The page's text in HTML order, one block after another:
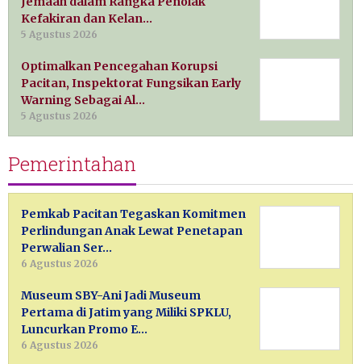
Kefakiran dan Kelan…
5 Agustus 2026
Optimalkan Pencegahan Korupsi
Pacitan, Inspektorat Fungsikan Early
Warning Sebagai Al…
5 Agustus 2026
Pemerintahan
Pemkab Pacitan Tegaskan Komitmen
Perlindungan Anak Lewat Penetapan
Perwalian Ser…
6 Agustus 2026
Museum SBY-Ani Jadi Museum
Pertama di Jatim yang Miliki SPKLU,
Luncurkan Promo E…
6 Agustus 2026